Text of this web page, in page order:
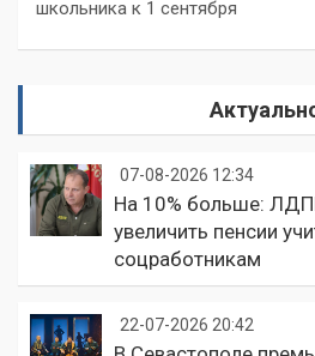
школьника к 1 сентября
07-08-2026 12:34
На 10% больше:
увеличить пенсии
соцработникам
22-07-2026 20:42